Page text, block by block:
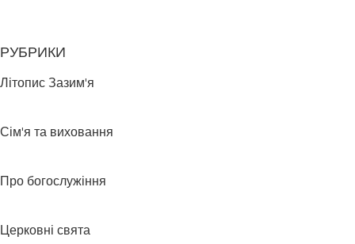
РУБРИКИ
Літопис Зазим'я
Сім'я та виховання
Про богослужіння
Церковні свята